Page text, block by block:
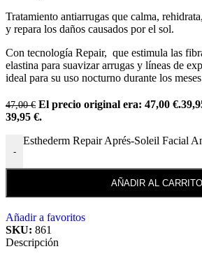
Tratamiento antiarrugas que calma,
y repara los daños causados por el sol.
Con tecnología Repair, que estimula las
elastina para suavizar arrugas y líneas de
ideal para su uso nocturno durante los
47,00€ El precio original era: 47,00 €.
39,95 €.
-
Esthederm Repair Aprés-Soleil Facial
AÑADIR AL CARRITO
Añadir a favoritos
SKU: 861
Descripción